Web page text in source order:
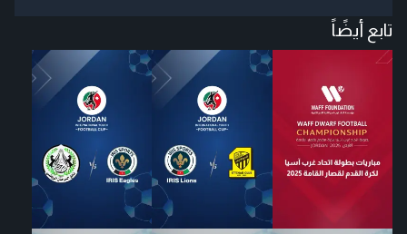
تابع أيضًاً